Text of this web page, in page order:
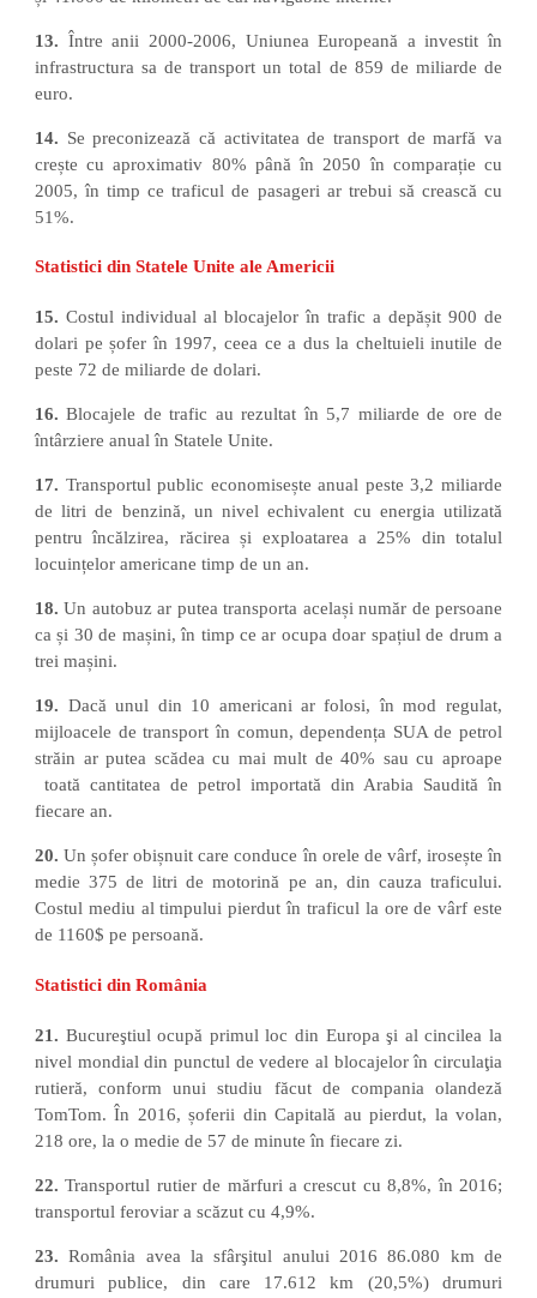
13. Între anii 2000-2006, Uniunea Europeană a investit în
infrastructura sa de transport un total de 859 de miliarde de
euro.
14. Se preconizează că activitatea de transport de marfă va
crește cu aproximativ 80% până în 2050 în comparație cu
2005, în timp ce traficul de pasageri ar trebui să crească cu
51%.
Statistici din Statele Unite ale Americii
15. Costul individual al blocajelor în trafic a depășit 900 de
dolari pe șofer în 1997, ceea ce a dus la cheltuieli inutile de
peste 72 de miliarde de dolari.
16. Blocajele de trafic au rezultat în 5,7 miliarde de ore de
întârziere anual în Statele Unite.
17. Transportul public economisește anual peste 3,2 miliarde
de litri de benzină, un nivel echivalent cu energia utilizată
pentru încălzirea, răcirea și exploatarea a 25% din totalul
locuințelor americane timp de un an.
18. Un autobuz ar putea transporta același număr de persoane
ca și 30 de mașini, în timp ce ar ocupa doar spațiul de drum a
trei mașini.
19. Dacă unul din 10 americani ar folosi, în mod regulat,
mijloacele de transport în comun, dependența SUA de petrol
străin ar putea scădea cu mai mult de 40% sau cu aproape
toată cantitatea de petrol importată din Arabia Saudită în
fiecare an.
20. Un șofer obișnuit care conduce în orele de vârf, irosește în
medie 375 de litri de motorină pe an, din cauza traficului.
Costul mediu al timpului pierdut în traficul la ore de vârf este
de 1160$ pe persoană.
Statistici din România
21. Bucureştiul ocupă primul loc din Europa şi al cincilea la
nivel mondial din punctul de vedere al blocajelor în circulaţia
rutieră, conform unui studiu făcut de compania olandeză
TomTom. În 2016, șoferii din Capitală au pierdut, la volan,
218 ore, la o medie de 57 de minute în fiecare zi.
22. Transportul rutier de mărfuri a crescut cu 8,8%, în 2016;
transportul feroviar a scăzut cu 4,9%.
23. România avea la sfârşitul anului 2016 86.080 km de
drumuri publice, din care 17.612 km (20,5%) drumuri